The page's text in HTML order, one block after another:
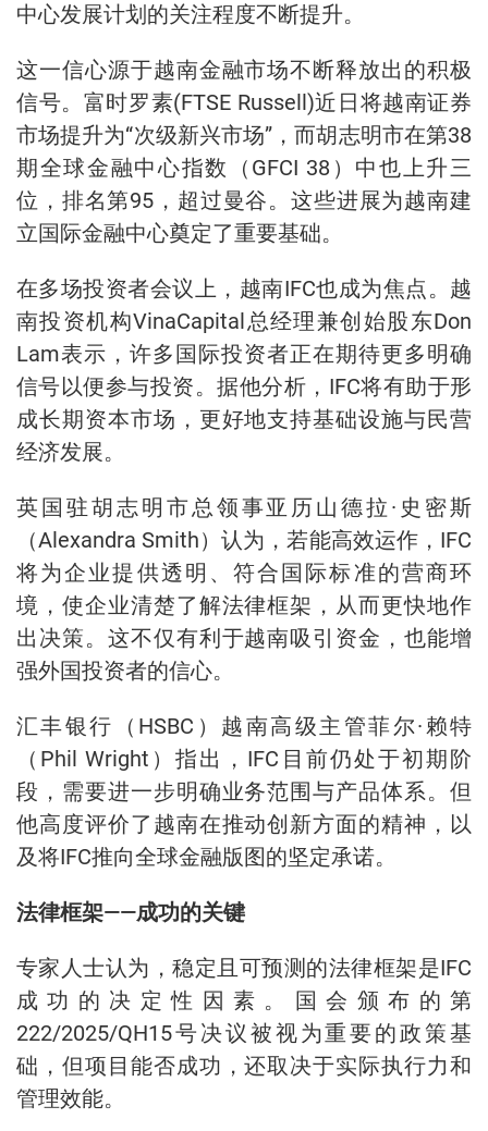
中心发展计划的关注程度不断提升。
这一信心源于越南金融市场不断释放出的积极
信号。富时罗素(FTSE Russell)近日将越南证券
市场提升为“次级新兴市场”，而胡志明市在第38
期全球金融中心指数（GFCI 38）中也上升三
位，排名第95，超过曼谷。这些进展为越南建
立国际金融中心奠定了重要基础。
在多场投资者会议上，越南IFC也成为焦点。越
南投资机构VinaCapital总经理兼创始股东Don
Lam表示，许多国际投资者正在期待更多明确
信号以便参与投资。据他分析，IFC将有助于形
成长期资本市场，更好地支持基础设施与民营
经济发展。
英国驻胡志明市总领事亚历山德拉·史密斯
（Alexandra Smith）认为，若能高效运作，IFC
将为企业提供透明、符合国际标准的营商环
境，使企业清楚了解法律框架，从而更快地作
出决策。这不仅有利于越南吸引资金，也能增
强外国投资者的信心。
汇丰银行（HSBC）越南高级主管菲尔·赖特
（Phil Wright）指出，IFC目前仍处于初期阶
段，需要进一步明确业务范围与产品体系。但
他高度评价了越南在推动创新方面的精神，以
及将IFC推向全球金融版图的坚定承诺。
法律框架——成功的关键
专家人士认为，稳定且可预测的法律框架是IFC
成功的决定性因素。国会颁布的第
222/2025/QH15号决议被视为重要的政策基
础，但项目能否成功，还取决于实际执行力和
管理效能。